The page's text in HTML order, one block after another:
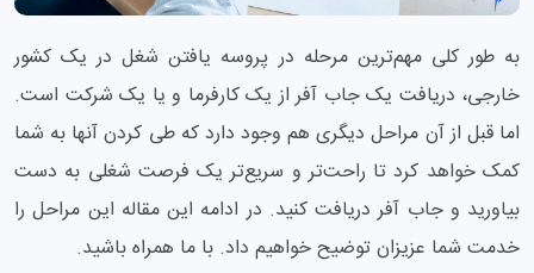
به طور کلی مهم‌ترین مرحله در پروسه یافتن شغل در یک کشور
خارجی، دریافت یک جاب آفر از یک کارفرما و یا یک شرکت است.
اما قبل از آن مراحل دیگری هم وجود دارد که طی کردن آنها به شما
کمک خواهد کرد تا راحت‌تر و سریع‌تر یک فرصت شغلی به دست
بیاورید و جاب آفر دریافت کنید. در ادامه این مقاله این مراحل را
خدمت شما عزیزان توضیح خواهیم داد. با ما همراه باشید.